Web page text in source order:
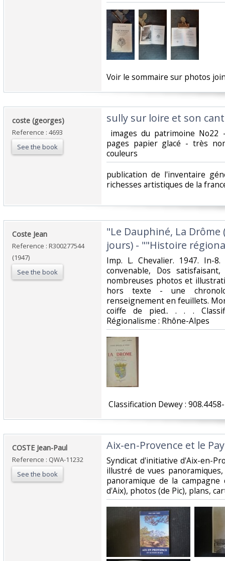
‎Voir le sommaire sur photos
‎coste (georges)‎
Reference : 4693
See the book
‎sully sur loire et son
images du patrimoine
pages papier glacé - très
couleurs‎
‎publication de l'inventaire
richesses artistiques de la
‎Coste Jean‎
Reference : R300277544
(1947)
See the book
‎"Le Dauphiné, La
jours) - ""Histoire
‎Imp. L. Chevalier. 1947. In-
convenable, Dos
nombreuses photos et
hors texte - une
renseignement en feuillets.
coiffe de pied.. . . .
Régionalisme : Rhône-Alpes‎
Classification Dewey :
‎COSTE Jean-Paul ‎
Reference : QWA-11232
See the book
‎Aix-en-Provence et le
‎Syndicat d'initiative d'Aix-en-
illustré de vues
panoramique de la
d'Aix), photos (de Pic), plans,